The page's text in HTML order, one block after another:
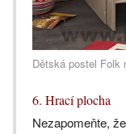
Dětská postel Folk
6. Hrací plocha
Nezapomeňte,